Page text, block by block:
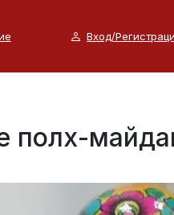
Вход/
полх-